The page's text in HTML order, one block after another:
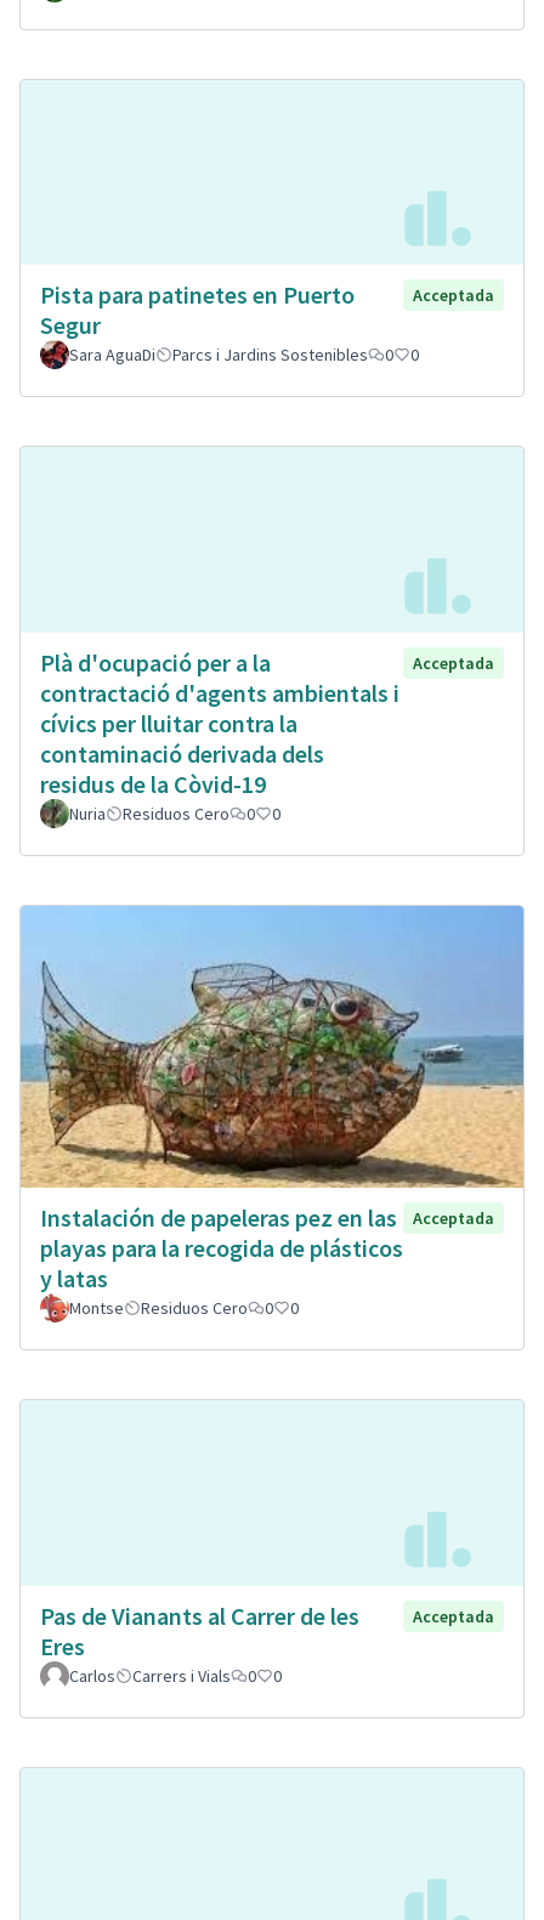
Pista para patinetes en Puerto
Segur
Acceptada
Sara AguaDi Parcs i Jardins Sostenibles 0 0
Plà d'ocupació per a la
contractació d'agents ambientals i
cívics per lluitar contra la
contaminació derivada dels
residus de la Còvid-19
Acceptada
Nuria Residuos Cero 0 0
Instalación de papeleras pez en las
playas para la recogida de plásticos
y latas
Acceptada
Montse Residuos Cero 0 0
Pas de Vianants al Carrer de les
Eres
Acceptada
Carlos Carrers i Vials 0 0